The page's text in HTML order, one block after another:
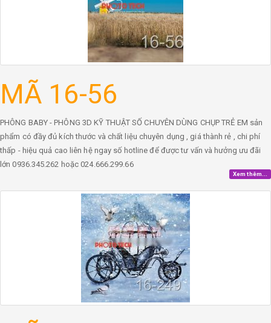
MÃ 16-56
PHÔNG BABY - PHÔNG 3D KỸ THUẬT SỐ CHUYÊN DÙNG CHỤP TRẺ EM sản
phẩm có đầy đủ kích thước và chất liệu chuyên dụng , giá thành rẻ , chi phí
thấp - hiệu quả cao liên hệ ngay số hotline để được tư vấn và hưởng ưu đãi
lớn 0936.345.262 hoặc 024.666.299.66
Xem thêm...